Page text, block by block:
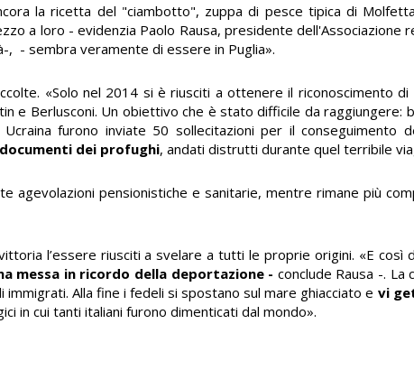
la ricetta del "ciambotto", zuppa di pesce tipica di
a loro - evidenzia Paolo Rausa, presidente dell'Associazione
- sembra veramente di essere in Puglia».
«Solo nel 2014 si è riusciti a ottenere il riconoscimento
e Berlusconi. Un obiettivo che è stato difficile da raggiungere:
furono inviate 50 sollecitazioni per il conseguimento
dei profughi, andati distrutti durante quel terribile
agevolazioni pensionistiche e sanitarie, mentre rimane più
l’essere riusciti a svelare a tutti le proprie origini. «E così
messa in ricordo della deportazione - conclude Rausa -. La
Alla fine i fedeli si spostano sul mare ghiacciato e vi
in cui tanti italiani furono dimenticati dal mondo».